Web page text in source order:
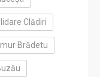
Clădiri
Brădetu